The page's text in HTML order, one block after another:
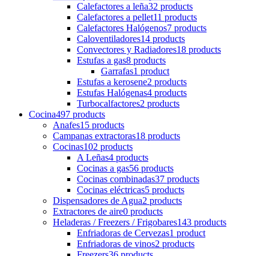
Calefactores a leña32 products
Calefactores a pellet11 products
Calefactores Halógenos7 products
Caloventiladores14 products
Convectores y Radiadores18 products
Estufas a gas8 products
Garrafas1 product
Estufas a kerosene2 products
Estufas Halógenas4 products
Turbocalfactores2 products
Cocina497 products
Anafes15 products
Campanas extractoras18 products
Cocinas102 products
A Leñas4 products
Cocinas a gas56 products
Cocinas combinadas37 products
Cocinas eléctricas5 products
Dispensadores de Agua2 products
Extractores de aire0 products
Heladeras / Freezers / Frigobares143 products
Enfriadoras de Cervezas1 product
Enfriadoras de vinos2 products